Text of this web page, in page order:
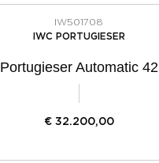
IW501708
IWC PORTUGIESER
Portugieser Automatic 42
€ 32.200,00